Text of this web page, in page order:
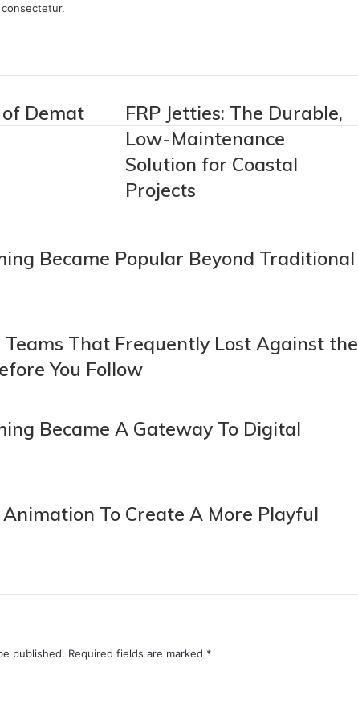
Demat
FRP Jetties: The Durable,
Low-Maintenance
Solution for Coastal
Projects
Became Popular Beyond Traditional
That Frequently Lost Against the
You Follow
Became A Gateway To Digital
To Create A More Playful
published. Required fields are marked *